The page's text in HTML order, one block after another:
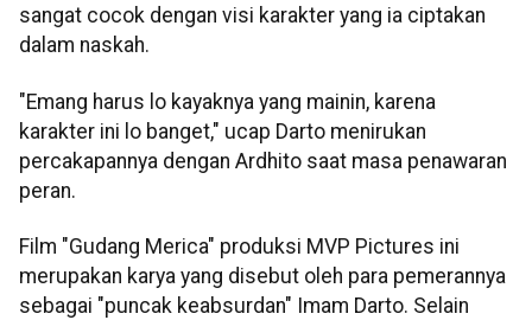
sangat cocok dengan visi karakter yang ia ciptakan
dalam naskah.
"Emang harus lo kayaknya yang mainin, karena
karakter ini lo banget," ucap Darto menirukan
percakapannya dengan Ardhito saat masa penawaran
peran.
Film "Gudang Merica" produksi MVP Pictures ini
merupakan karya yang disebut oleh para pemerannya
sebagai "puncak keabsurdan" Imam Darto. Selain